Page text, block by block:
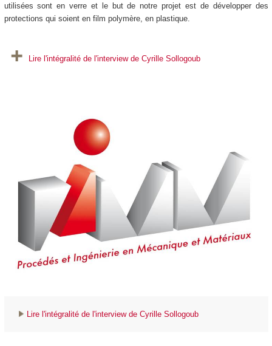
utilisées sont en verre et le but de notre projet est de développer des
protections qui soient en film polymère, en plastique.
Lire l'intégralité de l'interview de Cyrille Sollogoub
Lire l'intégralité de l'interview de Cyrille Sollogoub